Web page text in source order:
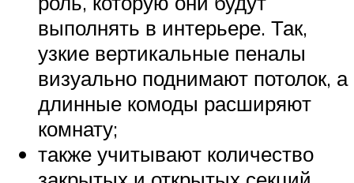
выполнять в интерьере. Так,
узкие вертикальные пеналы
визуально поднимают потолок, а
длинные комоды расширяют
комнату;
также учитывают количество